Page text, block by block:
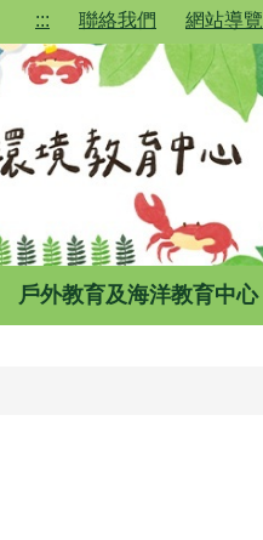
::: 聯絡我們 網站導覽
戶外教育及海洋教育中心